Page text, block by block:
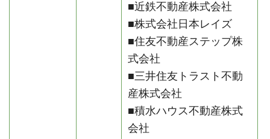
■近鉄不動産株式会社
■株式会社日本レイズ
■住友不動産ステップ株
式会社
■三井住友トラスト不動
産株式会社
■積水ハウス不動産株式
会社